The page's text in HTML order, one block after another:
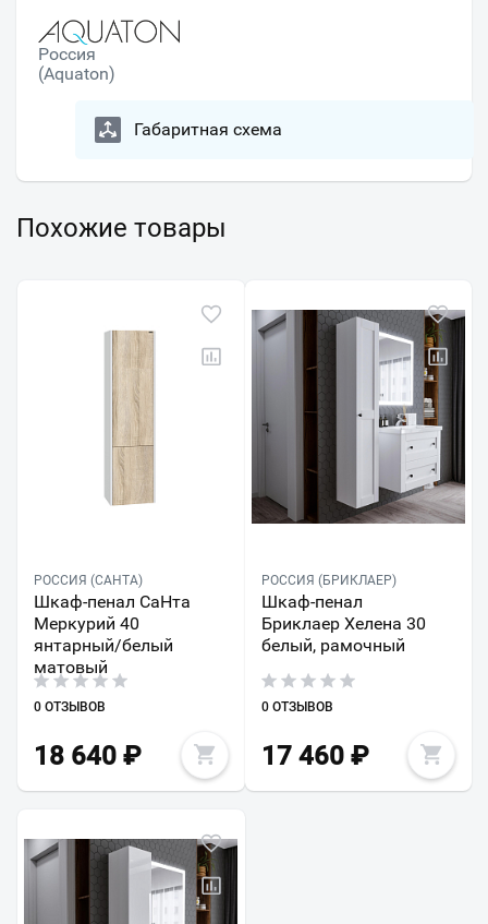
Россия
(Aquaton)
Габаритная схема
Похожие товары
РОССИЯ (САНТА)
Шкаф-пенал СаНта
Меркурий 40
янтарный/белый
матовый
0 ОТЗЫВОВ
18 640 ₽
РОССИЯ (БРИКЛАЕР)
Шкаф-пенал
Бриклаер Хелена 30
белый, рамочный
0 ОТЗЫВОВ
17 460₽